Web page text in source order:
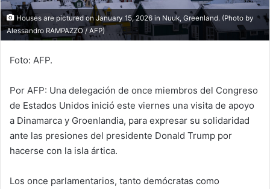
Houses are pictured on January 15, 2026 in Nuuk, Greenland. (Photo by
Alessandro RAMPAZZO / AFP)
Foto: AFP.
Por AFP: Una delegación de once miembros del Congreso
de Estados Unidos inició este viernes una visita de apoyo
a Dinamarca y Groenlandia, para expresar su solidaridad
ante las presiones del presidente Donald Trump por
hacerse con la isla ártica.
Los once parlamentarios, tanto demócratas como